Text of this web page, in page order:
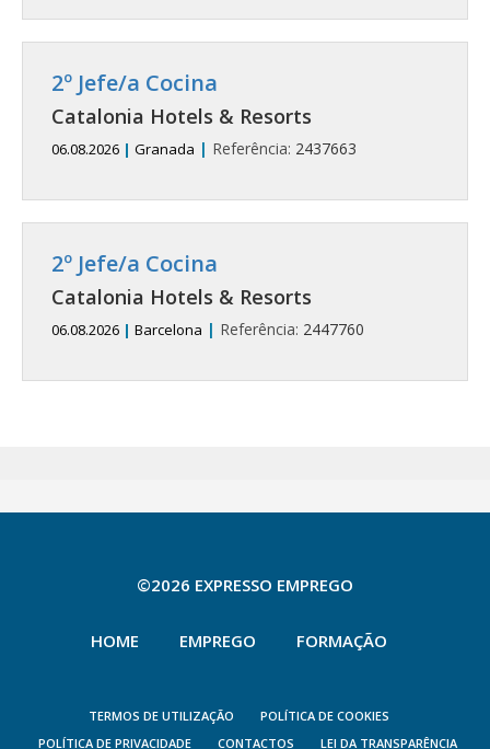
2º Jefe/a Cocina
Catalonia Hotels & Resorts
06.08.2026 | Granada | Referência: 2437663
2º Jefe/a Cocina
Catalonia Hotels & Resorts
06.08.2026 | Barcelona | Referência: 2447760
©2026 EXPRESSO EMPREGO
HOME EMPREGO FORMAÇÃO
TERMOS DE UTILIZAÇÃO
POLÍTICA DE COOKIES
POLÍTICA DE PRIVACIDADE
CONTACTOS LEI DA TRANSPARÊNCIA